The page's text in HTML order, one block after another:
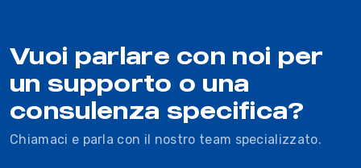
Vuoi parlare con noi per
un supporto o una
consulenza specifica?
Chiamaci e parla con il nostro team specializzato.